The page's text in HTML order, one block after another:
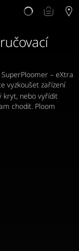
– eXtra
vyzkoušet zařízení
kryt, nebo vyřídit
chodit. Ploom